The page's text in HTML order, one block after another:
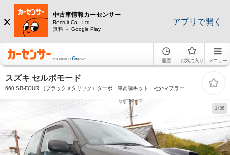
中古車情報カーセンサー
Recruit Co., Ltd.
無料 － Google Play
アプリで開く
履歴 お気に入り メニュー
スズキ セルボモード
660 SR-FOUR （ブラックメタリック）ターボ 車高調キット 社外マフラー
1/36